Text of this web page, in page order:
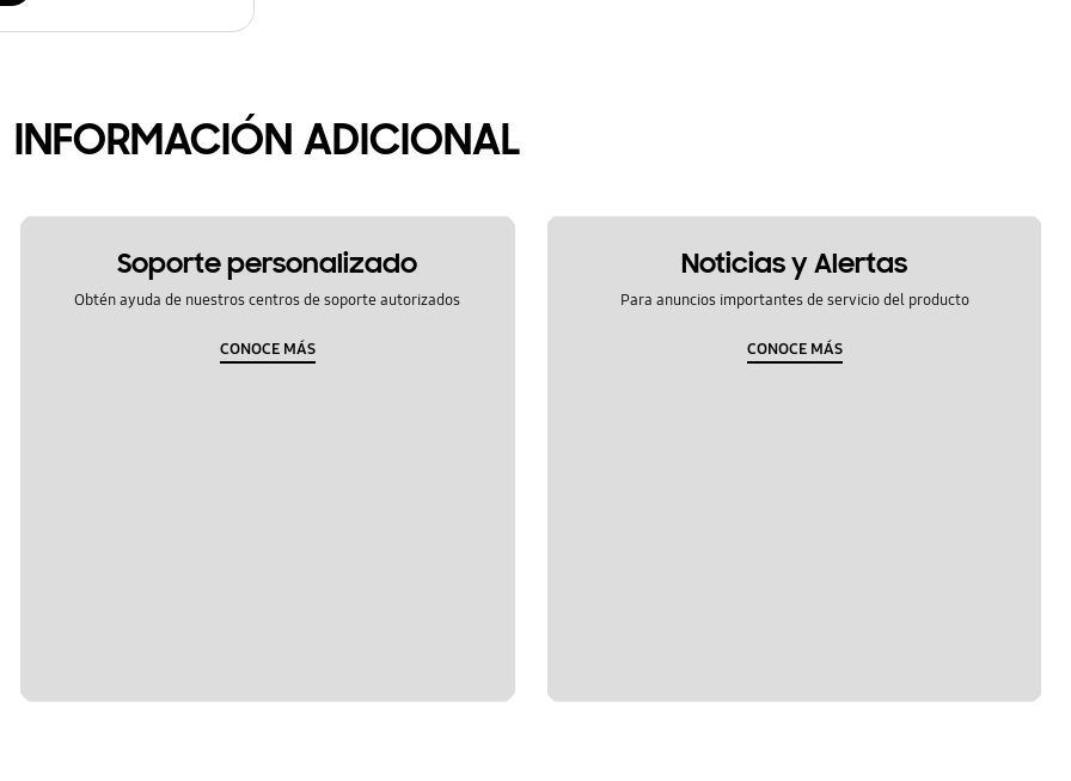
INFORMACIÓN ADICIONAL
Soporte personalizado
Obtén ayuda de nuestros centros de soporte autorizados
CONOCE MÁS
Noticias y Alertas
Para anuncios importantes de servicio del producto
CONOCE MÁS